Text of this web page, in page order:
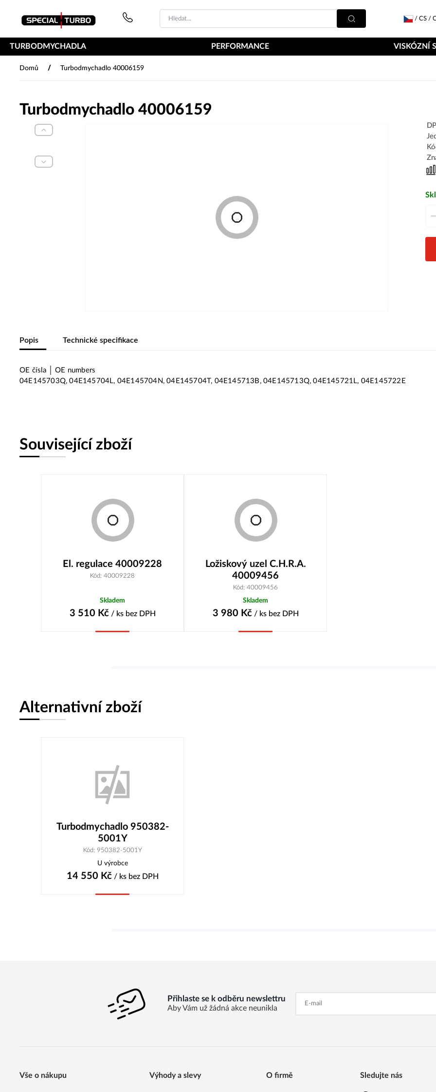
/ CS /
TURBODMYCHADLA PERFORMANCE VISKÓZNÍ
Domů / Turbodmychadlo 40006159
Turbodmychadlo 40006159
–
Popis Technické specifikace
OE čísla │ OE numbers
04E145703Q, 04E145704L, 04E145704N, 04E145704T, 04E145713B, 04E145713Q, 04E145721L, 04E145722E
Související zboží
El. regulace 40009228
Kód: 40009228
Skladem
3 510 Kč/ ks bez DPH
Ložiskový uzel C.H.R.A.
40009456
Kód: 40009456
Skladem
3 980 Kč/ ks bez DPH
Alternativní zboží
Turbodmychadlo 950382-
5001Y
Kód: 950382-5001Y
U výrobce
14 550 Kč/ ks bez DPH
Přihlaste se k odběru newslettru
Aby Vám už žádná akce neunikla
Vše o nákupu Výhody a slevy O firmě Sledujte nás